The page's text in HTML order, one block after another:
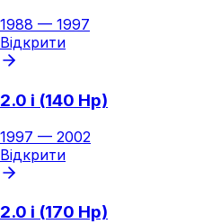
1988 — 1997
Відкрити
2.0 i (140 Hp)
1997 — 2002
Відкрити
2.0 i (170 Hp)